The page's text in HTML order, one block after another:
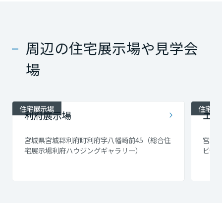
周辺の住宅展示場や見学会
場
住宅展示場
利府展示場
宮城県宮城郡利府町利府字八幡崎前45（総合住
宅展示場利府ハウジングギャラリー）
住宅展
エ
宮城
ビ仙